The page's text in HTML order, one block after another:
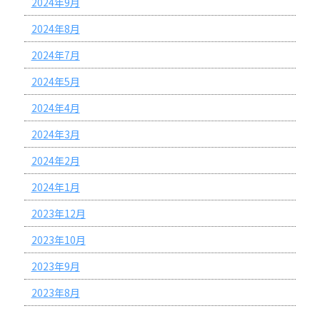
2024年8月
2024年7月
2024年5月
2024年4月
2024年3月
2024年2月
2024年1月
2023年12月
2023年10月
2023年9月
2023年8月